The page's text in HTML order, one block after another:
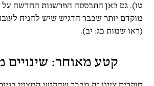
טו). גם כאן התבססה הפרשנות החדשה
מוקדם יותר שכבר הדגיש שיש להניח
(ראו שמות כג: יב).
קטע מאוחר: שינויים